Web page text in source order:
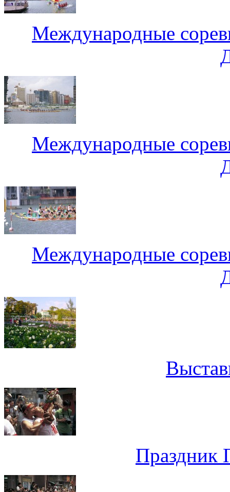
Международные
Международные
Международные
Праздник